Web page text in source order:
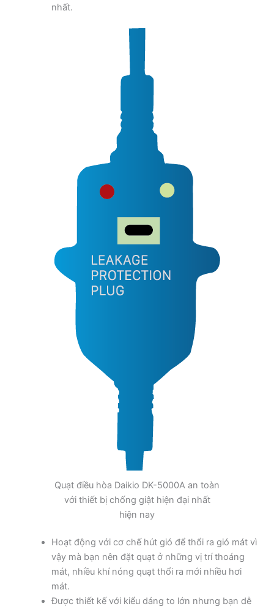
nhất.
Quạt điều hòa Daikio DK-5000A an toàn
với thiết bị chống giật hiện đại nhất
hiện nay
Hoạt động với cơ chế hút gió để thổi ra gió mát vì
vậy mà bạn nên đặt quạt ở những vị trí thoáng
mát, nhiều khí nóng quạt thổi ra mới nhiều hơi
mát.
Được thiết kế với kiểu dáng to lớn nhưng bạn dễ